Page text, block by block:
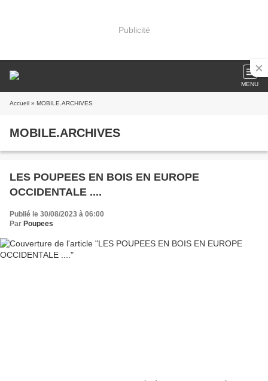
Publicité
MENU
Accueil » MOBILE.ARCHIVES
MOBILE.ARCHIVES
LES POUPEES EN BOIS EN EUROPE
OCCIDENTALE ....
Publié le 30/08/2023 à 06:00
Par Poupees